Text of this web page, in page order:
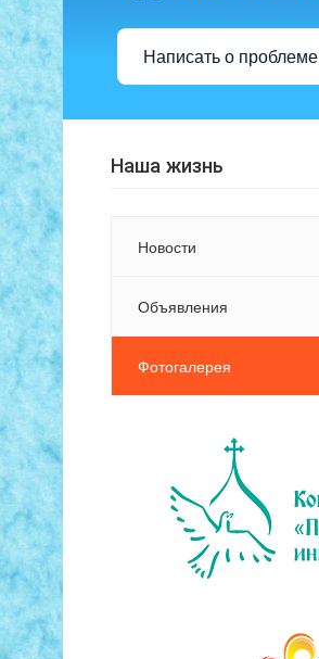
Написать о проблеме
Наша жизнь
Новости
Объявления
Фотогалерея